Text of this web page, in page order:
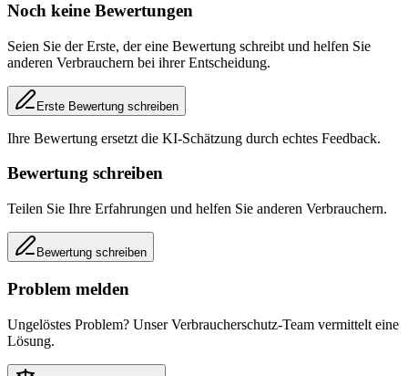
Noch keine Bewertungen
Seien Sie der Erste, der eine Bewertung schreibt und helfen Sie
anderen Verbrauchern bei ihrer Entscheidung.
Erste Bewertung schreiben
Ihre Bewertung ersetzt die KI-Schätzung durch echtes Feedback.
Bewertung schreiben
Teilen Sie Ihre Erfahrungen und helfen Sie anderen Verbrauchern.
Bewertung schreiben
Problem melden
Ungelöstes Problem? Unser Verbraucherschutz-Team vermittelt eine
Lösung.